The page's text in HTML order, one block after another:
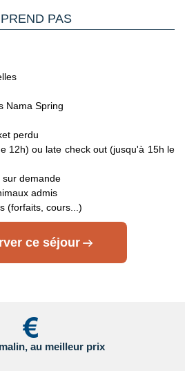
PAS
Nama Spring
perdu
12h) ou late check out (jusqu'à 15h le
demande
admis
(forfaits, cours...)
ce séjour
au meilleur prix